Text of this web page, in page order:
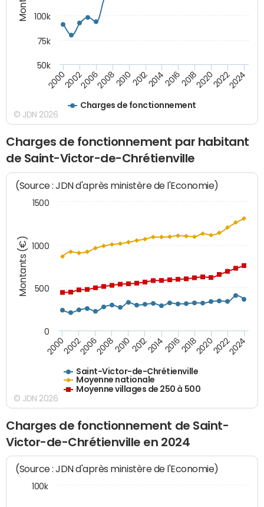
Charges de fonctionnement
200020022006200820102012201420162018202020222024
50k
75k
100k
© JDN 2026
Charges de fonctionnement par habitant
de Saint-Victor-de-Chrétienville
Montants (€)
(Source : JDN d'après ministère de l'Economie)
Saint-Victor-de-Chrétienville
Moyenne nationale
Moyenne villages de 250 à 500
200020022006200820102012201420162018202020222024
0
500
1000
1500
© JDN 2026
Charges de fonctionnement de Saint-
Victor-de-Chrétienville en 2024
(Source : JDN d'après ministère de l'Economie)
100k